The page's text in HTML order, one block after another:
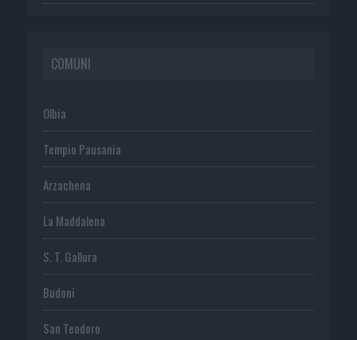
COMUNI
Olbia
Tempio Pausania
Arzachena
La Maddalena
S. T. Gallura
Budoni
San Teodoro